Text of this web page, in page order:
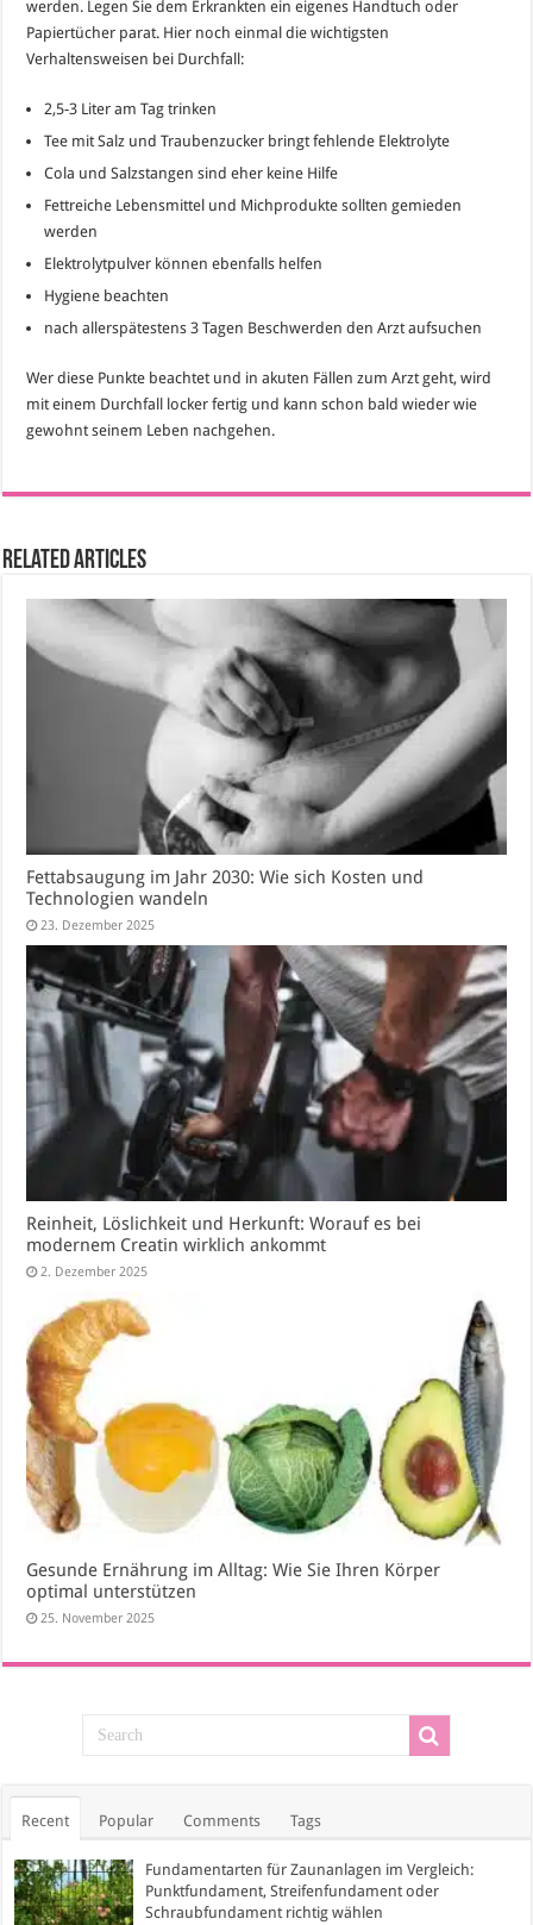
werden. Legen Sie dem Erkrankten ein eigenes Handtuch oder
Papiertücher parat. Hier noch einmal die wichtigsten
Verhaltensweisen bei Durchfall:
2,5-3 Liter am Tag trinken
Tee mit Salz und Traubenzucker bringt fehlende Elektrolyte
Cola und Salzstangen sind eher keine Hilfe
Fettreiche Lebensmittel und Michprodukte sollten gemieden
werden
Elektrolytpulver können ebenfalls helfen
Hygiene beachten
nach allerspätestens 3 Tagen Beschwerden den Arzt aufsuchen
Wer diese Punkte beachtet und in akuten Fällen zum Arzt geht, wird
mit einem Durchfall locker fertig und kann schon bald wieder wie
gewohnt seinem Leben nachgehen.
Related Articles
Fettabsaugung im Jahr 2030: Wie sich Kosten und
Technologien wandeln
23. Dezember 2025
Reinheit, Löslichkeit und Herkunft: Worauf es bei
modernem Creatin wirklich ankommt
2. Dezember 2025
Gesunde Ernährung im Alltag: Wie Sie Ihren Körper
optimal unterstützen
25. November 2025
Recent Popular Comments Tags
Fundamentarten für Zaunanlagen im Vergleich:
Punktfundament, Streifenfundament oder
Schraubfundament richtig wählen